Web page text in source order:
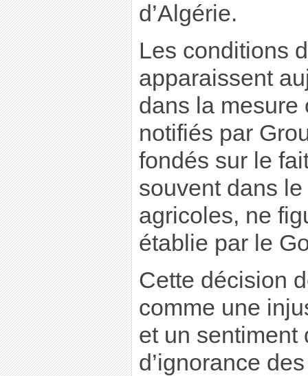
d’Algérie.
Les conditions
apparaissent
dans la mesure
notifiés par
fondés sur le
souvent dans
agricoles, ne
établie par le
Cette décision
comme une
et un sentiment
d’ignorance